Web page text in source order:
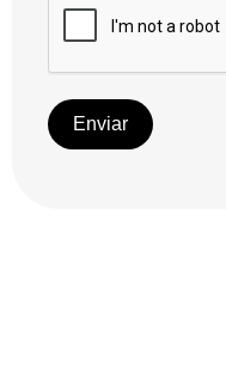
Enviar